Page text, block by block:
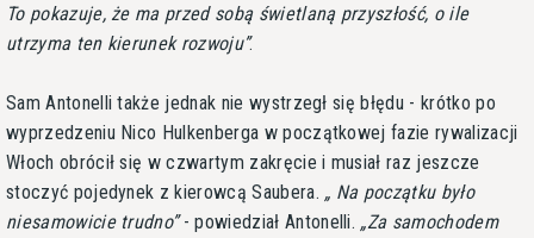
To pokazuje, że ma przed sobą świetlaną przyszłość, o ile
utrzyma ten kierunek rozwoju .
Sam Antonelli także jednak nie wystrzegł się błędu - krótko po
wyprzedzeniu Nico Hulkenberga w początkowej fazie rywalizacji
Włoch obrócił się w czwartym zakręcie i musiał raz jeszcze
stoczyć pojedynek z kierowcą Saubera.
Na początku było
niesamowicie trudno - powiedział Antonelli. Za samochodem